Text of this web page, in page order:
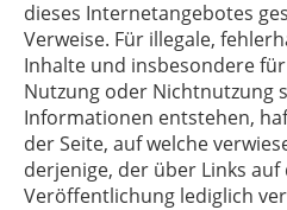
dieses Internetangebotes
Verweise. Für illegale,
Inhalte und insbesondere
Nutzung oder Nichtnutzung
Informationen entstehen,
der Seite, auf welche
derjenige, der über Links auf
Veröffentlichung lediglich